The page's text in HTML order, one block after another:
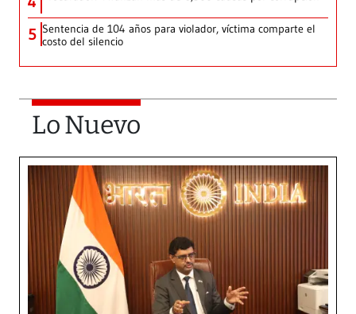
5 Sentencia de 104 años para violador, víctima comparte el
costo del silencio
Lo Nuevo